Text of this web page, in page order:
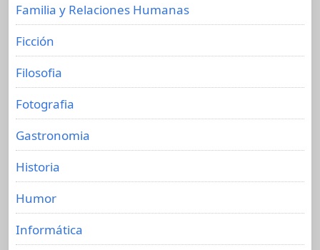
Familia y Relaciones Humanas
Ficción
Filosofia
Fotografia
Gastronomia
Historia
Humor
Informática